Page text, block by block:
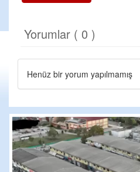
Yorumlar ( 0 )
Henüz bir yorum yapılmamış